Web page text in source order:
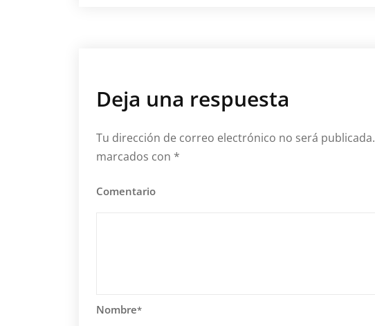
Deja una respuesta
Tu dirección de correo electrónico no será publicada.
marcados con *
Comentario
Nombre*